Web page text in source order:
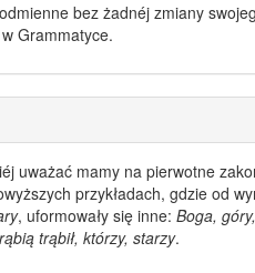
bez żadnéj zmiany
Grammatyce.
uważać mamy na pierwotne
przykładach, gdzie od
, uformowały się inne: Boga,
trąbił, którzy, starzy.